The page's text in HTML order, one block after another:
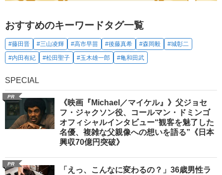
おすすめのキーワードタグ一覧
#藤田晋 #三山凌輝 #高市早苗 #後藤真希 #森岡毅
#城彰二
#内田有紀
#松田聖子 #玉木雄一郎 #亀和田武
SPECIAL
PR
《映画『Michael／マイケル』》父ジョセ
フ・ジャクソン役、コールマン・ドミンゴ
オフィシャルインタビュー“観客を魅了した
名優、複雑な父親像への想いを語る”《日本
興収70億円突破》
PR
「えっ、こんなに変わるの？」36歳男性ラ